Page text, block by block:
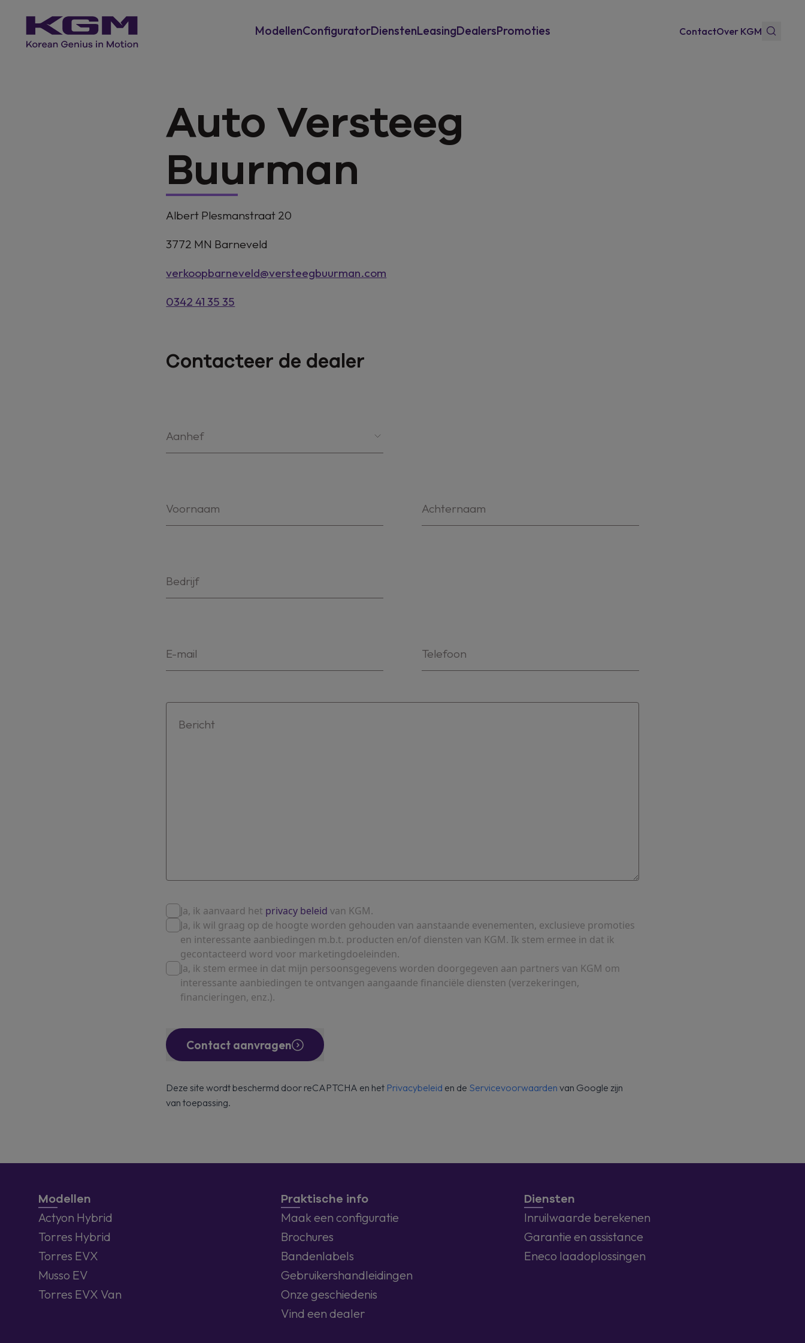
ModellenConfiguratorDiensten
Eneco laadoplossingen
LeasingDealersPromoties ContactOver KGM
Auto Versteeg
Buurman
Albert Plesmanstraat 20
3772 MN Barneveld
verkoopbarneveld@versteegbuurman.com
0342 41 35 35
Contacteer de dealer
Aanhef
Ja, ik aanvaard het privacy beleid van KGM.
Ja, ik wil graag op de hoogte worden gehouden van aanstaande evenementen, exclusieve promoties
en interessante aanbiedingen m.b.t. producten en/of diensten van KGM. Ik stem ermee in dat ik
gecontacteerd word voor marketingdoeleinden.
Ja, ik stem ermee in dat mijn persoonsgegevens worden doorgegeven aan partners van KGM om
interessante aanbiedingen te ontvangen aangaande financiële diensten (verzekeringen,
financieringen, enz.).
Contact aanvragen
Deze site wordt beschermd door reCAPTCHA en het Privacybeleid en de Servicevoorwaarden van Google zijn
van toepassing.
Modellen
Actyon Hybrid
Torres Hybrid
Torres EVX
Musso EV
Torres EVX Van
Praktische info
Maak een configuratie
Brochures
Bandenlabels
Gebruikershandleidingen
Onze geschiedenis
Vind een dealer
Diensten
Inruilwaarde berekenen
Garantie en assistance
Eneco laadoplossingen